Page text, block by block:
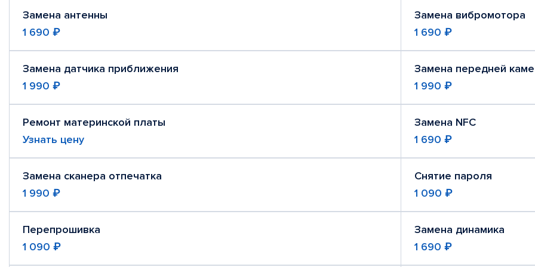
Замена антенны
1 690 ₽
Замена вибромотора
1 690 ₽
Замена датчика приближения
1 990 ₽
Замена передней
1 990 ₽
Ремонт материнской платы
Узнать цену
Замена NFC
1 690 ₽
Замена сканера отпечатка
1 990 ₽
Снятие пароля
1 090 ₽
Перепрошивка
1 090 ₽
Замена динамика
1 690 ₽